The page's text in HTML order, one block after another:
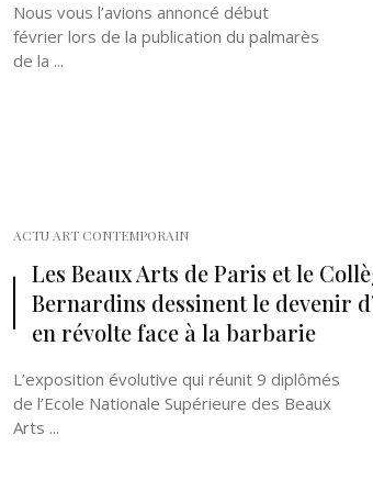
Nous vous l’avions annoncé début
février lors de la publication du palmarès
de la ...
ACTU ART CONTEMPORAIN
Les Beaux Arts de Paris et le
Bernardins dessinent le devenir
en révolte face à la barbarie
L’exposition évolutive qui réunit 9 diplômés
de l’Ecole Nationale Supérieure des Beaux
Arts ...